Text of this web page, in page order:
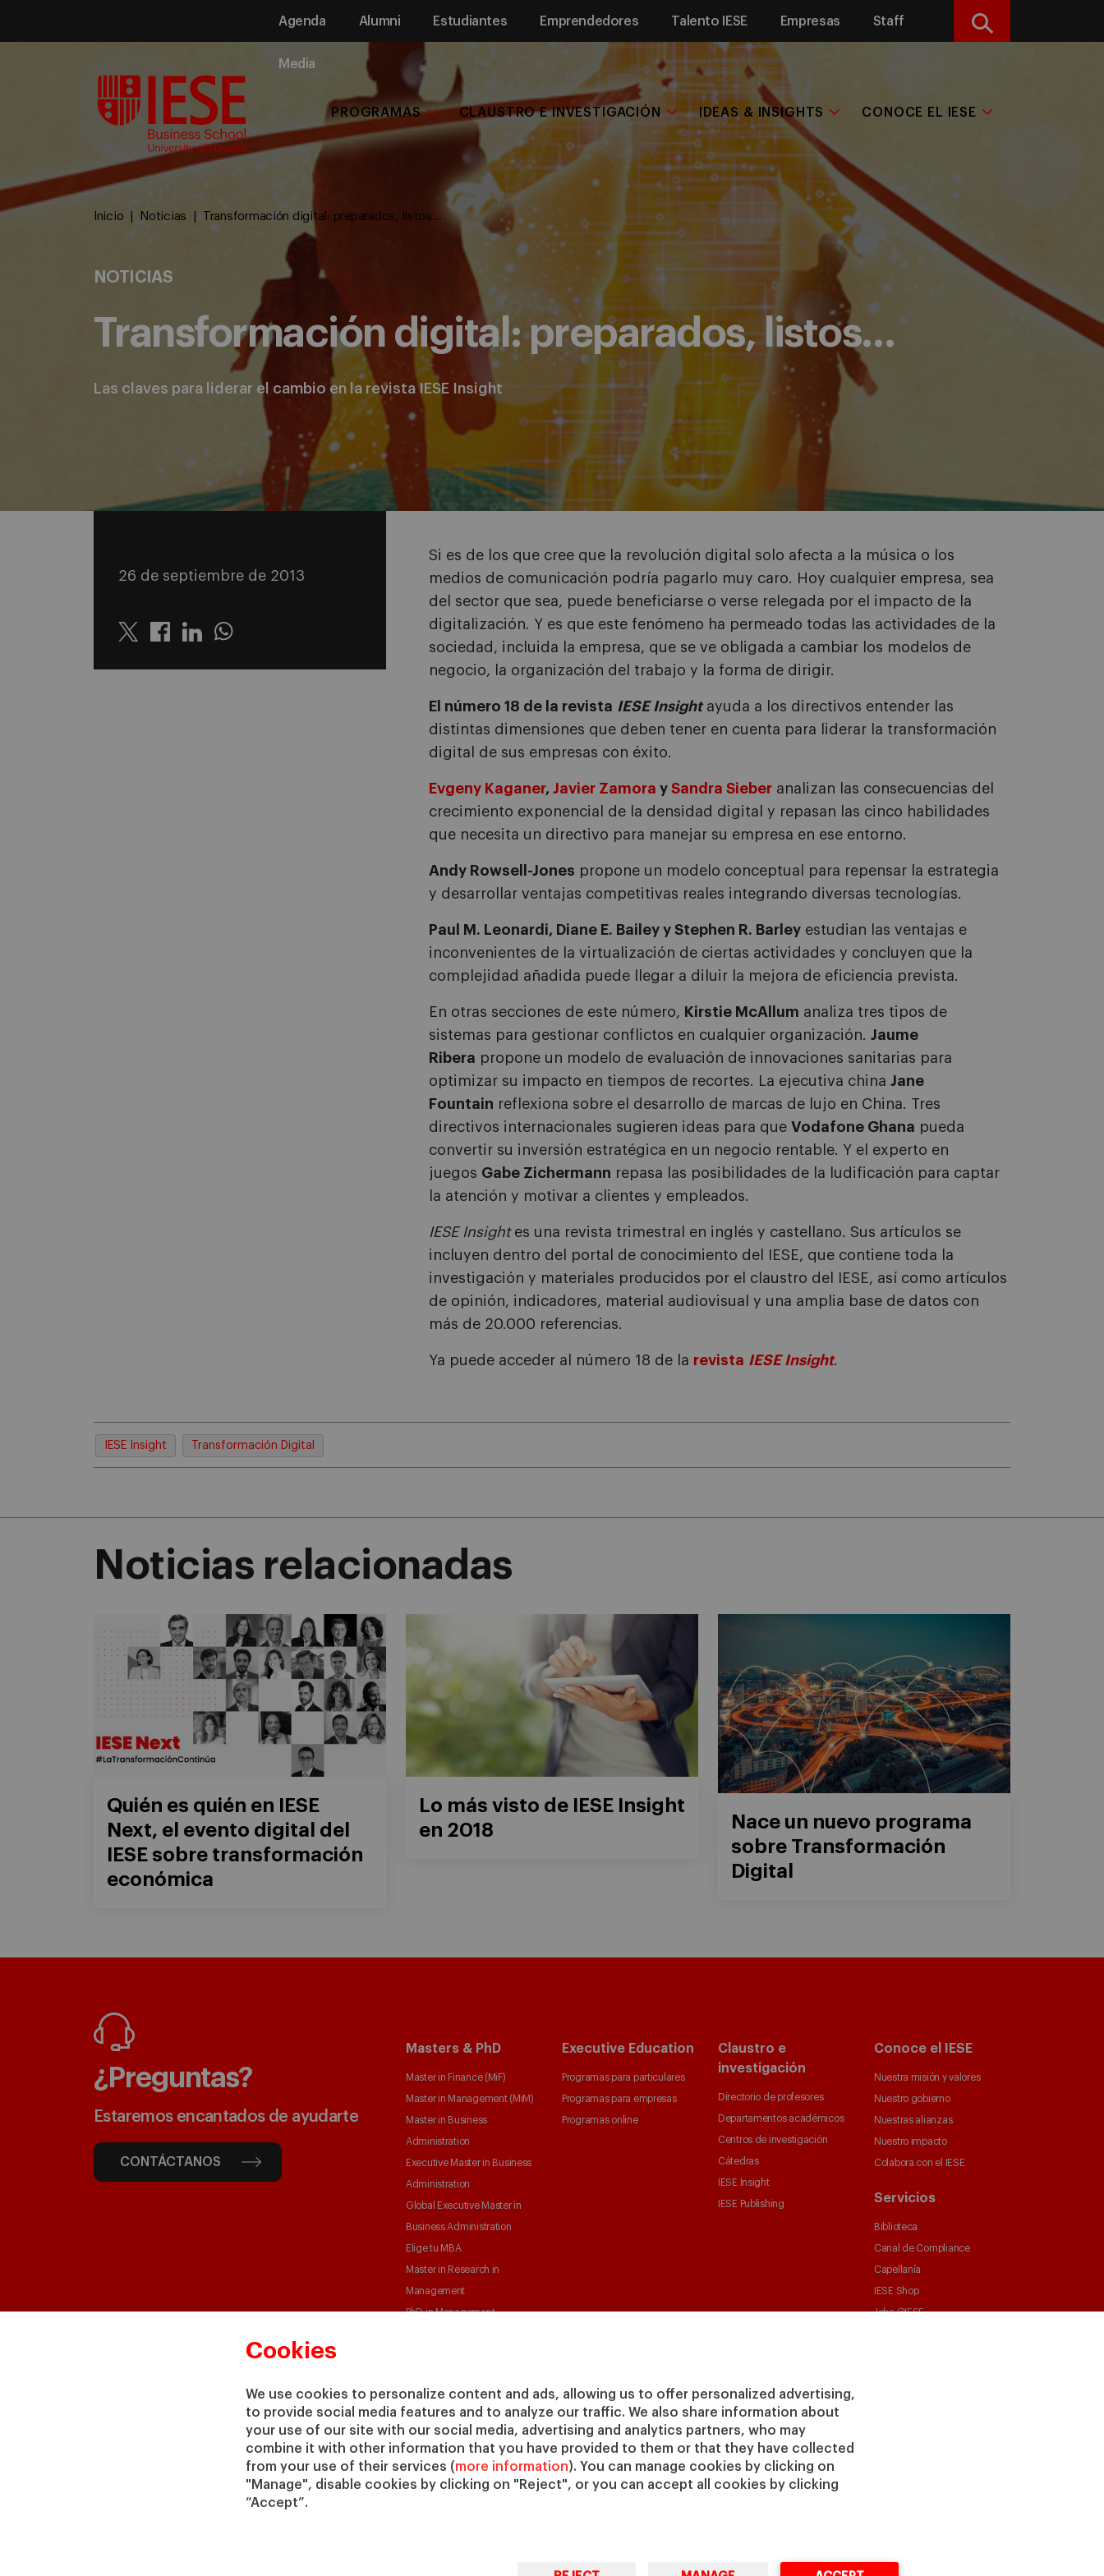
Cookies
We use cookies to personalize content and ads, allowing us to offer personalized advertising,
to provide social media features and to analyze our traffic. We also share information about
your use of our site with our social media, advertising and analytics partners, who may
combine it with other information that you have provided to them or that they have collected
from your use of their services (more information). You can manage cookies by clicking on
"Manage", disable cookies by clicking on "Reject", or you can accept all cookies by clicking
“Accept”.
Agenda Alumni Estudiantes Emprendedores Talento IESE Empresas Staff
Media
Buscar
PROGRAMAS CLAUSTRO E INVESTIGACIÓN IDEAS & INSIGHTS CONOCE EL IESE
Inicio Noticias Transformación digital: preparados, listos…
NOTICIAS
Transformación digital: preparados, listos…
Las claves para liderar el cambio en la revista IESE Insight
26 de septiembre de 2013
Twitter LinkedinWhatsapp
Si es de los que cree que la revolución digital solo afecta a la música o los
medios de comunicación podría pagarlo muy caro. Hoy cualquier empresa, sea
del sector que sea, puede beneficiarse o verse relegada por el impacto de la
digitalización. Y es que este fenómeno ha permeado todas las actividades de la
sociedad, incluida la empresa, que se ve obligada a cambiar los modelos de
negocio, la organización del trabajo y la forma de dirigir.
El número 18 de la revista IESE Insightayuda a los directivos entender las
distintas dimensiones que deben tener en cuenta para liderar la transformación
digital de sus empresas con éxito.
Evgeny Kaganer, Javier Zamora y Sandra Sieber analizan las consecuencias del
crecimiento exponencial de la densidad digital y repasan las cinco habilidades
que necesita un directivo para manejar su empresa en ese entorno.
Andy Rowsell-Jones propone un modelo conceptual para repensar la estrategia
y desarrollar ventajas competitivas reales integrando diversas tecnologías.
Paul M. Leonardi, Diane E. Bailey y Stephen R. Barley estudian las ventajas e
inconvenientes de la virtualización de ciertas actividades y concluyen que la
complejidad añadida puede llegar a diluir la mejora de eficiencia prevista.
En otras secciones de este número, Kirstie McAllum analiza tres tipos de
sistemas para gestionar conflictos en cualquier organización. Jaume
Ribera propone un modelo de evaluación de innovaciones sanitarias para
optimizar su impacto en tiempos de recortes. La ejecutiva china Jane
Fountain reflexiona sobre el desarrollo de marcas de lujo en China. Tres
directivos internacionales sugieren ideas para que Vodafone Ghana pueda
convertir su inversión estratégica en un negocio rentable. Y el experto en
juegos Gabe Zichermann repasa las posibilidades de la ludificación para captar
la atención y motivar a clientes y empleados.
IESE Insightes una revista trimestral en inglés y castellano. Sus artículos se
incluyen dentro del portal de conocimiento del IESE, que contiene toda la
investigación y materiales producidos por el claustro del IESE, así como artículos
de opinión, indicadores, material audiovisual y una amplia base de datos con
más de 20.000 referencias.
Ya puede acceder al número 18 de la revista IESE Insight.
IESE Insight Transformación Digital
Noticias relacionadas
Quién es quién en IESE
Next, el evento digital del
IESE sobre transformación
económica
Lo más visto de IESE Insight
en 2018
Nace un nuevo programa
sobre Transformación
Digital
¿Preguntas?
Estaremos encantados de ayudarte
CONTÁCTANOS
Masters & PhD
Master in Finance (MiF)
Master in Management (MiM)
Master in Business
Administration
Executive Master in Business
Administration
Global Executive Master in
Business Administration
Elige tu MBA
Master in Research in
Management
PhD in Management
Executive Education
Programas para particulares
Programas para empresas
Programas online
Claustro e
investigación
Directorio de profesores
Departamentos académicos
Centros de investigación
Cátedras
IESE Insight
IESE Publishing
Conoce el IESE
Nuestra misión y valores
Nuestro gobierno
Nuestras alianzas
Nuestro impacto
Colabora con el IESE
Servicios
Biblioteca
Canal de Compliance
Capellanía
IESE Shop
Jobs @IESE
© Copyright, 2026. IESE Business School | University of
Navarra
Privacidad Aviso
Legal
Cookies